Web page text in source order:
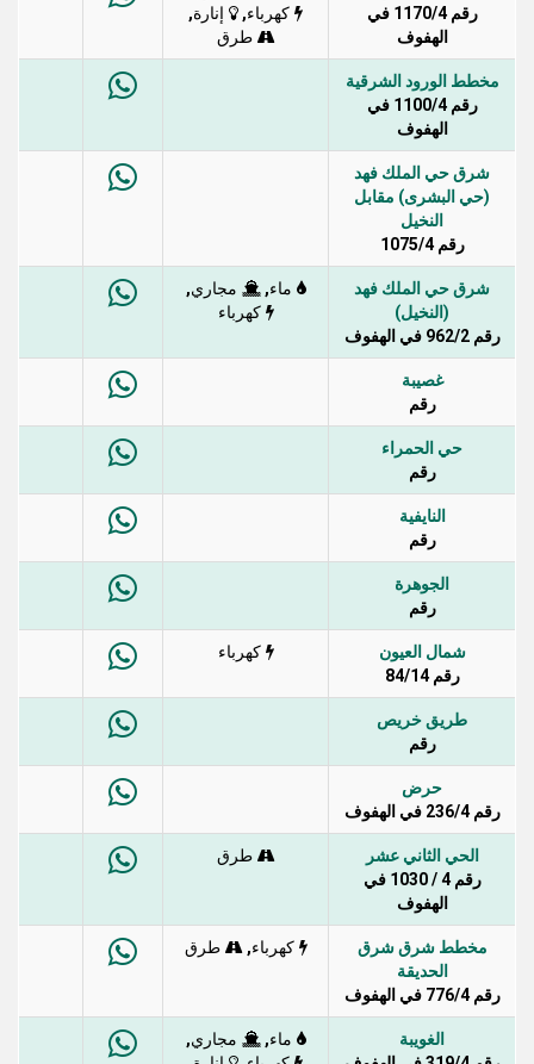
رقم 1170/4 في
الهفوف
كهرباء, إنارة,
طرق
مخطط الورود الشرقية
رقم 1100/4 في
الهفوف
شرق حي الملك فهد
(حي البشرى) مقابل
النخيل
رقم 1075/4
شرق حي الملك فهد
(النخيل)
رقم 962/2 في الهفوف
ماء, مجاري,
كهرباء
غصيبة
رقم
حي الحمراء
رقم
النايفية
رقم
الجوهرة
رقم
شمال العيون
رقم 84/14
كهرباء
طريق خريص
رقم
حرض
رقم 236/4 في الهفوف
الحي الثاني عشر
رقم 4 / 1030 في
الهفوف
طرق
مخطط شرق شرق
الحديقة
رقم 776/4 في الهفوف
كهرباء, طرق
الغويبة
ماء, مجاري,